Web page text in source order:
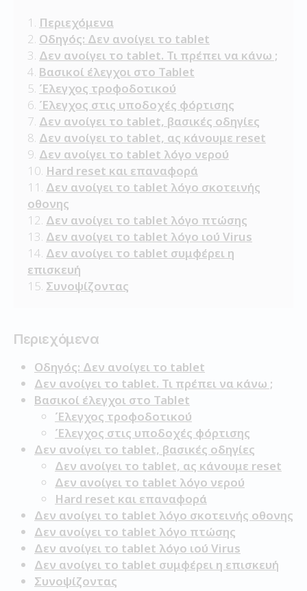
Περιεχόμενα
Οδηγός: Δεν ανοίγει το tablet
Δεν ανοίγει το tablet. Τι πρέπει να κάνω ;
Βασικοί έλεγχοι στο Tablet
Έλεγχος τροφοδοτικού
Έλεγχος στις υποδοχές φόρτισης
Δεν ανοίγει το tablet, βασικές οδηγίες
Δεν ανοίγει το tablet, ας κάνουμε reset
Δεν ανοίγει το tablet λόγο νερού
Hard reset και επαναφορά
Δεν ανοίγει το tablet λόγο σκοτεινής
οθονης
Δεν ανοίγει το tablet λόγο πτώσης
Δεν ανοίγει το tablet λόγο ιού Virus
Δεν ανοίγει το tablet συμφέρει η
επισκευή
Συνοψίζοντας
Περιεχόμενα
Οδηγός: Δεν ανοίγει το tablet
Δεν ανοίγει το tablet. Τι πρέπει να κάνω ;
Βασικοί έλεγχοι στο Tablet
Έλεγχος τροφοδοτικού
Έλεγχος στις υποδοχές φόρτισης
Δεν ανοίγει το tablet, βασικές οδηγίες
Δεν ανοίγει το tablet, ας κάνουμε reset
Δεν ανοίγει το tablet λόγο νερού
Hard reset και επαναφορά
Δεν ανοίγει το tablet λόγο σκοτεινής οθονης
Δεν ανοίγει το tablet λόγο πτώσης
Δεν ανοίγει το tablet λόγο ιού Virus
Δεν ανοίγει το tablet συμφέρει η επισκευή
Συνοψίζοντας